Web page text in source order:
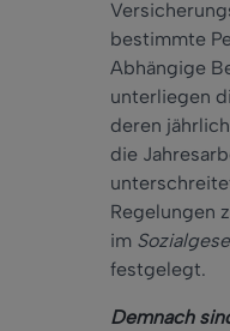
bestimmte
Abhängige
unterliegen
deren
die
Regelungen
im
festgelegt.
Demnach